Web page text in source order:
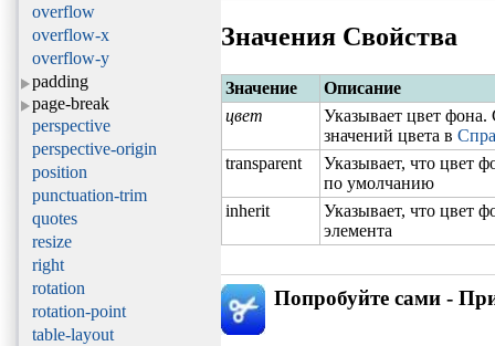
overflow
overflow-x
overflow-y
padding
page-break
perspective
perspective-origin
position
punctuation-trim
quotes
resize
right
rotation
rotation-point
table-layout
Значения Свойства
Значение
Описание
цвет
Указывает цвет
значений цвета в
transparent
Указывает, что цвет
по умолчанию
inherit
Указывает, что цвет
элемента
Попробуйте сами -